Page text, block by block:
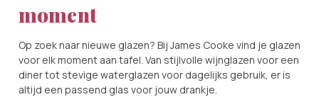
moment
Op zoek naar nieuwe glazen? Bij James Cooke vind je glazen
voor elk moment aan tafel. Van stijlvolle wijnglazen voor een
diner tot stevige waterglazen voor dagelijks gebruik, er is
altijd een passend glas voor jouw drankje.